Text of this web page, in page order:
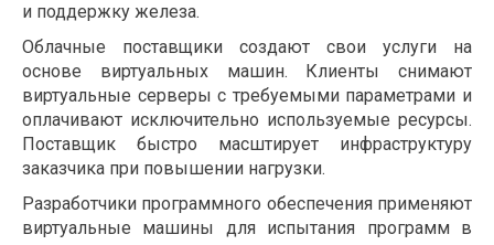
и поддержку железа.
Облачные поставщики создают свои услуги на
основе виртуальных машин. Клиенты снимают
виртуальные серверы с требуемыми параметрами и
оплачивают исключительно используемые ресурсы.
Поставщик быстро масштирует инфраструктуру
заказчика при повышении нагрузки.
Разработчики программного обеспечения применяют
виртуальные машины для испытания программ в